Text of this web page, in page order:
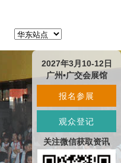
2027年3月10-12日
广州•广交会展馆
报名参展
观众登记
关注微信获取资讯